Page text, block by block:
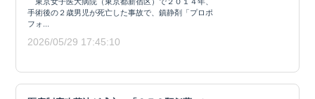
手術後の２歳男児が死亡した事故で、鎮静剤「プロポ
フォ...
2026/05/29 17:45:10